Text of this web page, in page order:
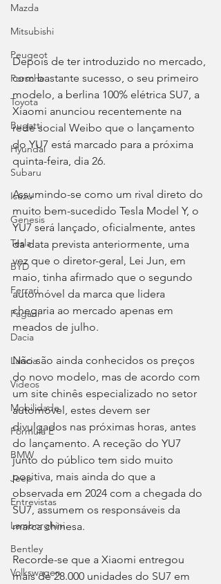
Mazda
Mitsubishi
Peugeot
Porsche
Toyota
Bugatti
Hyundai
Subaru
Isuzu
Genesis
Tesla
BYD
Ferrari
Pagani
Dacia
Lancia
Videos
Mobilidade
Fórmula E
BMW
Jeep
Entrevistas
Lamborghini
Bentley
Volkswagen
Depois de ter introduzido no mercado,
com bastante sucesso, o seu primeiro
modelo, a berlina 100% elétrica SU7, a
Xiaomi anunciou recentemente na
rede social Weibo que o lançamento
do YU7 está marcado para a próxima
quinta-feira, dia 26.
Assumindo-se como um rival direto do
muito bem-sucedido Tesla Model Y, o
YU7 será lançado, oficialmente, antes
da data prevista anteriormente, uma
vez que o diretor-geral, Lei Jun, em
maio, tinha afirmado que o segundo
automóvel da marca que lidera
chegaria ao mercado apenas em
meados de julho.
Não são ainda conhecidos os preços
do novo modelo, mas de acordo com
um site chinês especializado no setor
automóvel, estes devem ser
divulgados nas próximas horas, antes
do lançamento. A receção do YU7
junto do público tem sido muito
positiva, mais ainda do que a
observada em 2024 com a chegada do
SU7, assumem os responsáveis da
marca chinesa.
Recorde-se que a Xiaomi entregou
mais de 28.000 unidades do SU7 em